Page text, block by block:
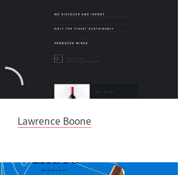
Lawrence Boone